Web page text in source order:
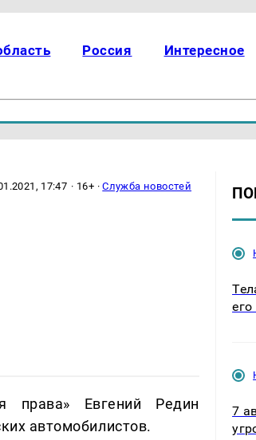
Россия Интересное
17:47 · 16+ ·Служба новостей
права» Евгений Редин
автомобилистов.
7